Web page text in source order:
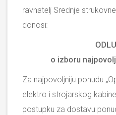
ravnatelj Srednje
donosi:
o izboru
Za najpovoljniju ponudu
elektro i strojarskog
postupku za dostavu